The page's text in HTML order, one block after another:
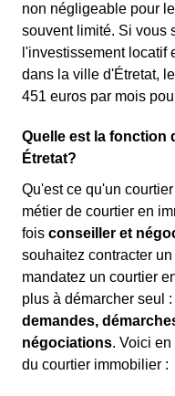
non négligeable pour
souvent limité. Si vous
l'investissement locatif
dans la ville d'Étretat,
451 euros par mois
Quelle est la fonction
Étretat?
Qu'est ce qu'un
métier de courtier en
fois conseiller et
souhaitez contracter
mandatez un courtier
plus à démarcher seul :
demandes,
négociations. Voici
du courtier immobilier :